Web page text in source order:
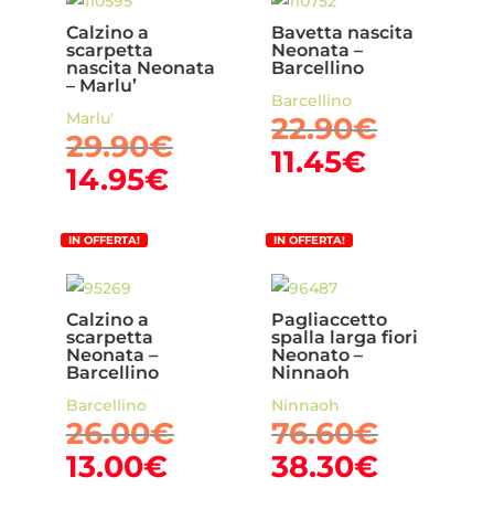
Calzino a
scarpetta
nascita Neonata
– Marlu’
Marlu'
29.90€Il
prezzo
14.95€Il
attuale
14.95€.
Bavetta nascita
Neonata –
Barcellino
Barcellino
22.90€Il
11.45€Il
IN OFFERTA!
Calzino a
scarpetta
Neonata –
Barcellino
Barcellino
26.00€Il
prezzo
originale
13.00€Il
IN OFFERTA!
Pagliaccetto
spalla larga fiori
Neonato –
Ninnaoh
Ninnaoh
76.60€Il
prezzo
38.30€Il